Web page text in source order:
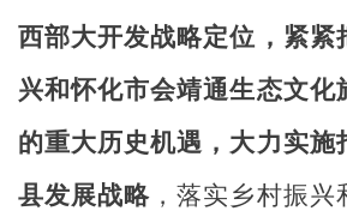
西部大开发战略定位，紧紧
兴和怀化市会靖通生态文化
的重大历史机遇，大力实施
县发展战略 ，落实乡村振兴